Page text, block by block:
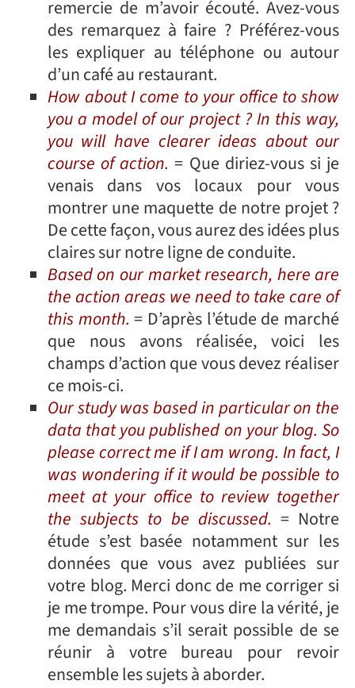
remercie de m’avoir écouté. Avez-vous
des remarquez à faire ? Préférez-vous
les expliquer au téléphone ou autour
d’un café au restaurant.
How about I come to your office to show
you a model of our project ? In this way,
you will have clearer ideas about our
course of action. = Que diriez-vous si je
venais dans vos locaux pour vous
montrer une maquette de notre projet ?
De cette façon, vous aurez des idées plus
claires sur notre ligne de conduite.
Based on our market research, here are
the action areas we need to take care of
this month. = D’après l’étude de marché
que nous avons réalisée, voici les
champs d’action que vous devez réaliser
ce mois-ci.
Our study was based in particular on the
data that you published on your blog. So
please correct me if I am wrong. In fact, I
was wondering if it would be possible to
meet at your office to review together
the subjects to be discussed. = Notre
étude s’est basée notamment sur les
données que vous avez publiées sur
votre blog. Merci donc de me corriger si
je me trompe. Pour vous dire la vérité, je
me demandais s’il serait possible de se
réunir à votre bureau pour revoir
ensemble les sujets à aborder.